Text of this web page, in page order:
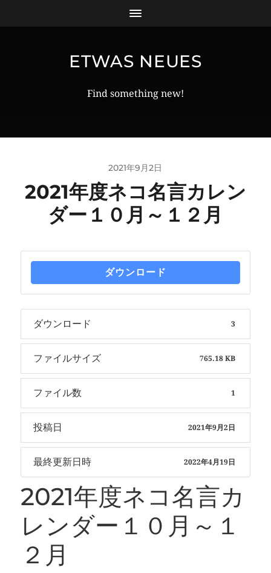
ETWAS NEUES
Find something new!
2021年9月2日
2021年度ネコ名言カレン
ダー１０月～１２月
ダウンロード
ダウンロード 3
ファイルサイズ 765.18 KB
ファイル数 1
投稿日 2021年9月2日
最終更新日時 2022年4月19日
2021年度ネコ名言カ
レンダー１０月～１
２月